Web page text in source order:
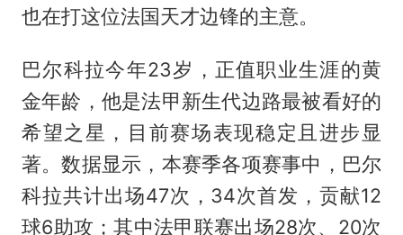
也在打这位法国天才边锋的主意。
巴尔科拉今年23岁，正值职业生涯的黄
金年龄，他是法甲新生代边路最被看好的
希望之星，目前赛场表现稳定且进步显
著。数据显示，本赛季各项赛事中，巴尔
科拉共计出场47次，34次首发，贡献12
球6助攻；其中法甲联赛出场28次、20次